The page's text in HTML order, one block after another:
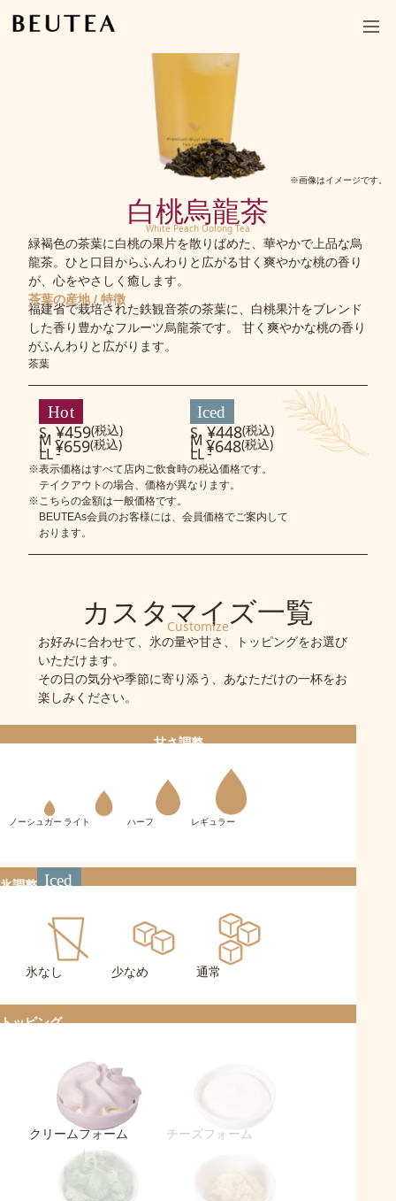
※画像はイメージです。
白桃烏龍茶
White Peach Oolong Tea
緑褐色の茶葉に白桃の果片を散りばめた、華やかで上品な烏
龍茶。ひと口目からふんわりと広がる甘く爽やかな桃の香り
が、心をやさしく癒します。
茶葉の産地 / 特徴
福建省で栽培された鉄観音茶の茶葉に、白桃果汁をブレンド
した香り豊かなフルーツ烏龍茶です。 甘く爽やかな桃の香り
がふんわりと広がります。
茶葉
S ¥459(税込)
M -
L ¥659(税込)
LL-
S ¥448(税込)
M -
L ¥648(税込)
LL-
※表示価格はすべて店内ご飲食時の税込価格です。
テイクアウトの場合、価格が異なります。
※こちらの金額は一般価格です。
BEUTEAs会員のお客様には、会員価格でご案内して
おります。
カスタマイズ一覧
Customize
お好みに合わせて、氷の量や甘さ、トッピングをお選び
いただけます。
その日の気分や季節に寄り添う、あなただけの一杯をお
楽しみください。
甘さ調整
ノーシュガー ライト ハーフ レギュラー
氷調整
氷なし 少なめ 通常
トッピング
クリームフォーム チーズフォーム